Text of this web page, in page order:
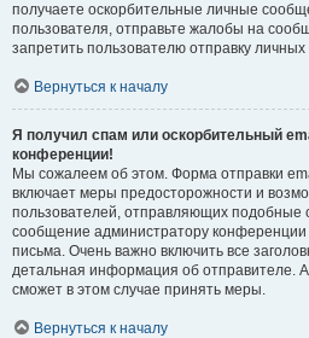
получаете оскорбительные личные
пользователя, отправьте жалобы на
запретить пользователю отправку
Вернуться к началу
Я получил спам или оскорбительный
конференции!
Мы сожалеем об этом. Форма отправки
включает меры предосторожности и
пользователей, отправляющих подобные
сообщение администратору конференции
письма. Очень важно включить все
детальная информация об отправителе.
сможет в этом случае принять меры.
Вернуться к началу